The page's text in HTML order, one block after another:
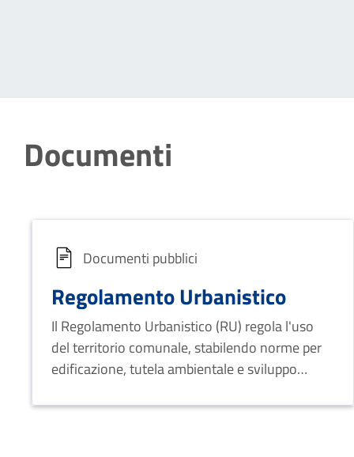
Documenti
Documenti pubblici
Regolamento Urbanistico
Il Regolamento Urbanistico (RU) regola l'uso
del territorio comunale, stabilendo norme per
edificazione, tutela ambientale e sviluppo
Comunale (PSC) per garantire un uso